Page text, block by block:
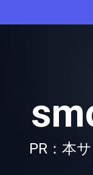
to
PR：本